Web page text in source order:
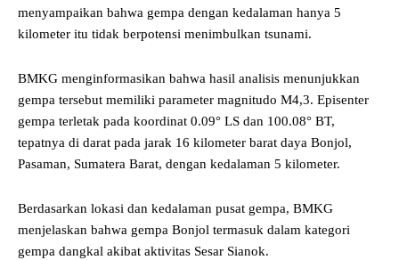
menyampaikan bahwa gempa dengan kedalaman hanya 5
kilometer itu tidak berpotensi menimbulkan tsunami.
BMKG menginformasikan bahwa hasil analisis menunjukkan
gempa tersebut memiliki parameter magnitudo M4,3. Episenter
gempa terletak pada koordinat 0.09° LS dan 100.08° BT,
tepatnya di darat pada jarak 16 kilometer barat daya Bonjol,
Pasaman, Sumatera Barat, dengan kedalaman 5 kilometer.
Berdasarkan lokasi dan kedalaman pusat gempa, BMKG
menjelaskan bahwa gempa Bonjol termasuk dalam kategori
gempa dangkal akibat aktivitas Sesar Sianok.